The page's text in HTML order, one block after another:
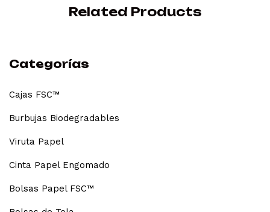
Related Products
Categorías
Cajas FSC™
Burbujas Biodegradables
Viruta Papel
Cinta Papel Engomado
Bolsas Papel FSC™